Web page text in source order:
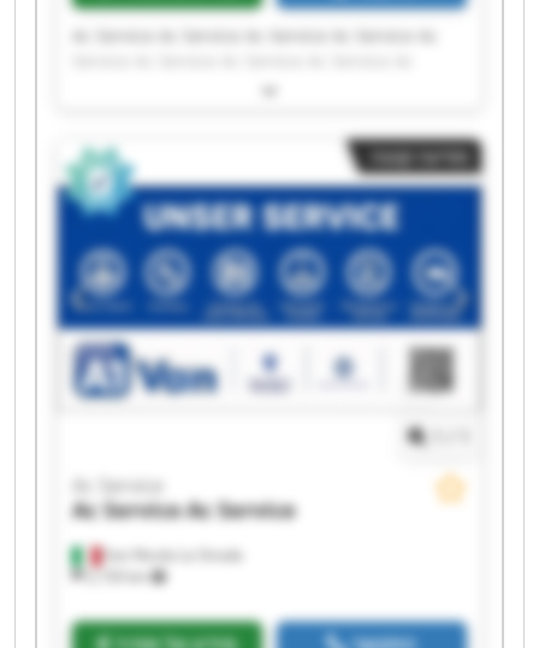
Ac Service Ac Service Ac Service Ac Service Ac
Service Ac Service Ac Service Ac Service Ac
Service Ac Service Ac Service Ac Service
מודעה קטנה
San Nicola La Strada
2,150 km
Ac Service
Ac ServiceAc Service